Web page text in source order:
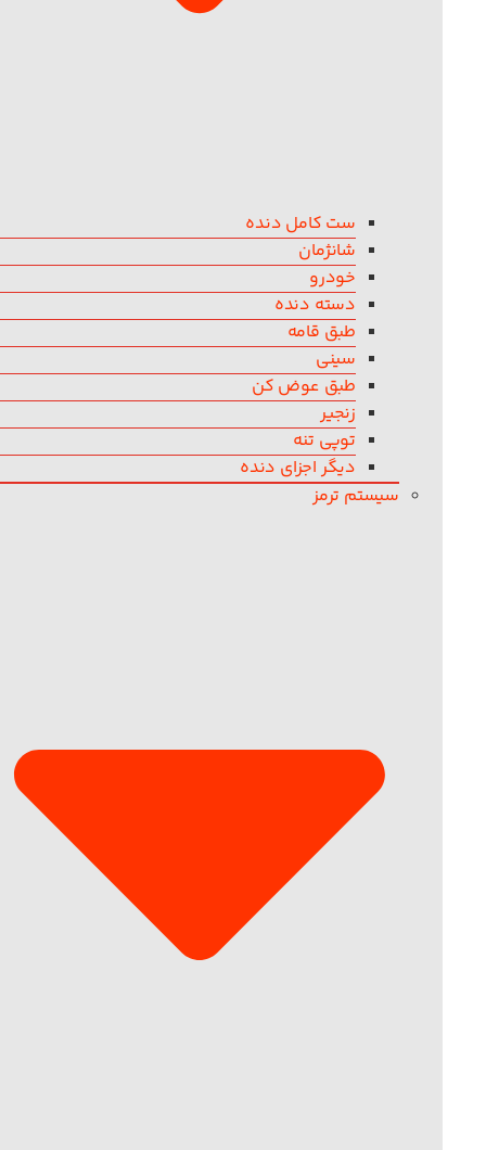
ست کامل دنده
شانژمان
خودرو
دسته دنده
طبق قامه
سینی
طبق عوض کن
زنجیر
توپی تنه
دیگر اجزای دنده
سیستم ترمز